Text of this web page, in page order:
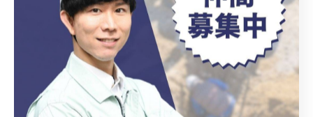
も、日常業務の中で体得できるポイントです。
これらのスキルは、将来的に施工管理職や現場監督など
へのキャリアアップにも直結します。未経験からでも一
歩ずつ専門性を高めていけるため、安定した職場で長く
活躍したい方にとって大きな強みとなります。